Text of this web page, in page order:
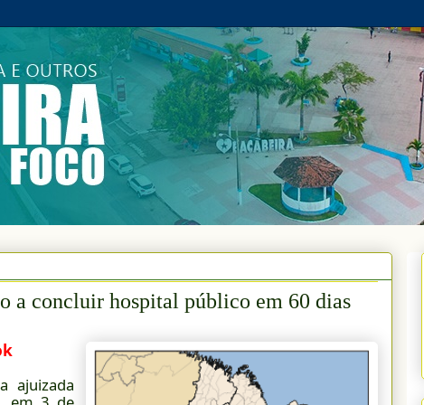
a concluir hospital público em 60 dias
ajuizada